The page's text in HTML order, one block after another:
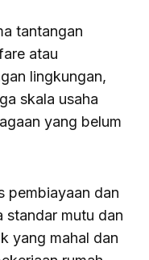
tantangan
atau
lingkungan,
skala usaha
yang belum
pembiayaan dan
standar mutu dan
yang mahal dan